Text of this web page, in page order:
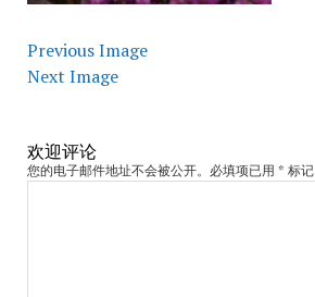
Previous Image
Next Image
欢迎评论
您的电子邮件地址不会被公开。必填项已用 * 标记